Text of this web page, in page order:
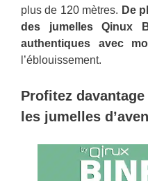
plus de 120 mètres. De
des jumelles Qinux
authentiques avec
l’éblouissement.
Profitez
les jumelles